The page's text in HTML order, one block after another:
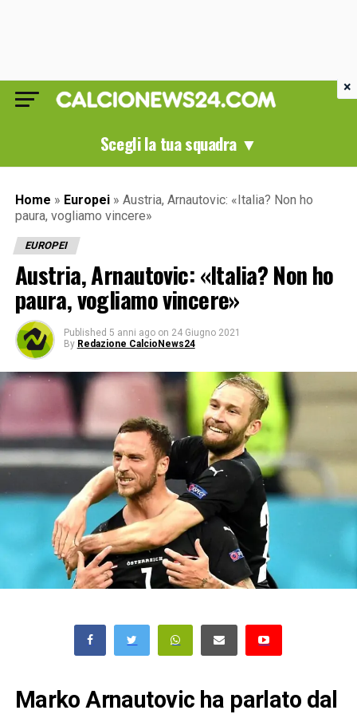
Scegli la tua squadra ▼
Home » Europei » Austria, Arnautovic: «Italia? Non ho
paura, vogliamo vincere»
EUROPEI
Austria, Arnautovic: «Italia? Non ho
paura, vogliamo vincere»
Published 5 anni ago on 24 Giugno 2021
By Redazione CalcioNews24
Marko Arnautovic ha parlato dal
×